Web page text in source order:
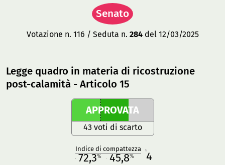
Senato
Votazione n. 116 / Seduta n. 284del 12/03/2025
Legge quadro in materia di ricostruzione
post-calamità - Articolo 15
APPROVATA
43 voti di scarto
Indice di compattezza
72,3% 45,8% 4